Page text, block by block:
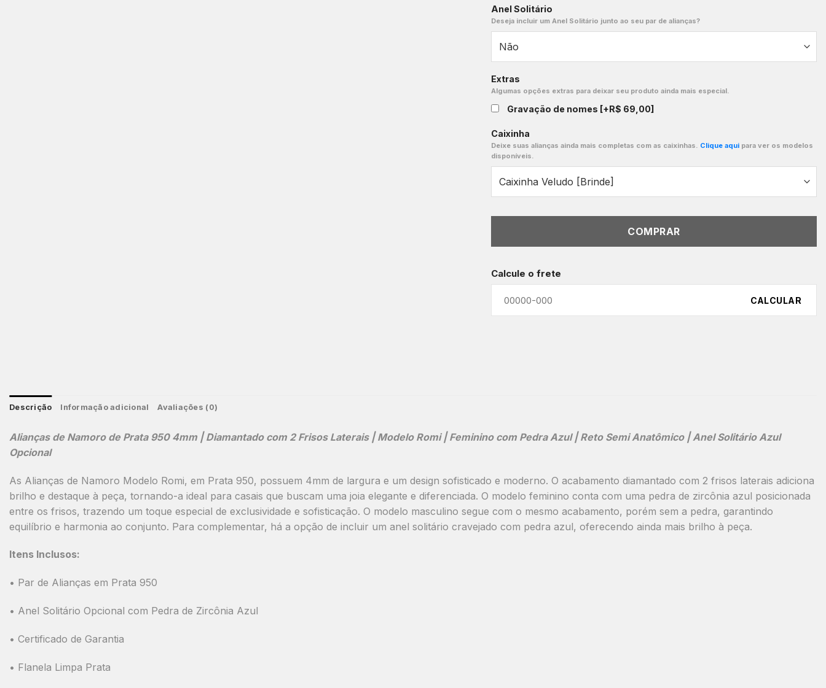
Anel Solitário
Deseja incluir um Anel Solitário junto ao seu par de alianças?
Extras
Algumas opções extras para deixar seu produto ainda mais especial.
Gravação de nomes [+R$ 69,00]
Caixinha
Deixe suas alianças ainda mais completas com as caixinhas. Clique aqui para ver os modelos
disponíveis.
COMPRAR
Calcule o frete
CALCULAR
Descrição Informação adicional Avaliações (0)
Alianças de Namoro de Prata 950 4mm | Diamantado com 2 Frisos Laterais | Modelo Romi | Feminino com Pedra Azul | Reto Semi Anatômico | Anel Solitário Azul
Opcional
As Alianças de Namoro Modelo Romi, em Prata 950, possuem 4mm de largura e um design sofisticado e moderno. O acabamento diamantado com 2 frisos laterais adiciona
brilho e destaque à peça, tornando-a ideal para casais que buscam uma joia elegante e diferenciada. O modelo feminino conta com uma pedra de zircônia azul posicionada
entre os frisos, trazendo um toque especial de exclusividade e sofisticação. O modelo masculino segue com o mesmo acabamento, porém sem a pedra, garantindo
equilíbrio e harmonia ao conjunto. Para complementar, há a opção de incluir um anel solitário cravejado com pedra azul, oferecendo ainda mais brilho à peça.
Itens Inclusos:
• Par de Alianças em Prata 950
• Anel Solitário Opcional com Pedra de Zircônia Azul
• Certificado de Garantia
• Flanela Limpa Prata